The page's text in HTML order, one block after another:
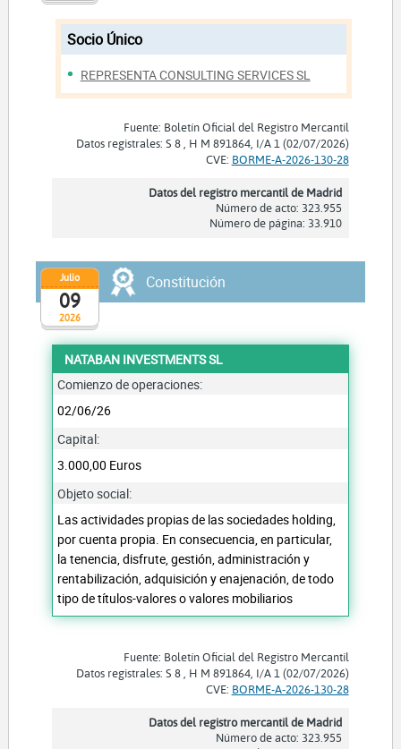
Socio Único
REPRESENTA CONSULTING SERVICES SL
Fuente: Boletín Oficial del Registro Mercantil
Datos registrales: S 8 , H M 891864, I/A 1 (02/07/2026)
CVE: BORME-A-2026-130-28
Datos del registro mercantil de Madrid
Número de acto: 323.955
Número de página: 33.910
2026
Julio
09
Constitución
NATABAN INVESTMENTS SL
Comienzo de operaciones:
02/06/26
Capital:
3.000,00 Euros
Objeto social:
Las actividades propias de las sociedades holding,
por cuenta propia. En consecuencia, en particular,
la tenencia, disfrute, gestión, administración y
rentabilización, adquisición y enajenación, de todo
tipo de títulos-valores o valores mobiliarios
Fuente: Boletín Oficial del Registro Mercantil
Datos registrales: S 8 , H M 891864, I/A 1 (02/07/2026)
CVE: BORME-A-2026-130-28
Datos del registro mercantil de Madrid
Número de acto: 323.955